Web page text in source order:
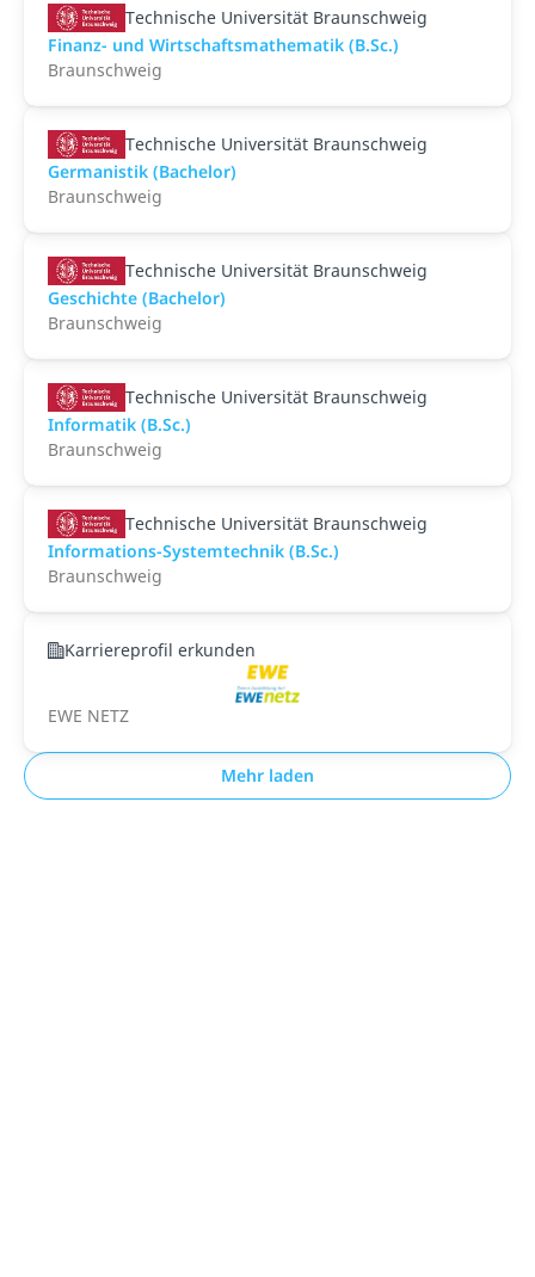
Technische Universität Braunschweig
Finanz- und Wirtschaftsmathematik (B.Sc.)
Braunschweig
Technische Universität Braunschweig
Germanistik (Bachelor)
Braunschweig
Technische Universität Braunschweig
Geschichte (Bachelor)
Braunschweig
Technische Universität Braunschweig
Informatik (B.Sc.)
Braunschweig
Technische Universität Braunschweig
Informations-Systemtechnik (B.Sc.)
Braunschweig
Karriereprofil erkunden
EWE NETZ
Mehr laden